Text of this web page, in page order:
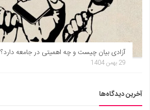
آزادی بیان چیست و چه اهمیتی در جامعه دارد؟
29 بهمن 1404
آخرین دیدگاه‌ها